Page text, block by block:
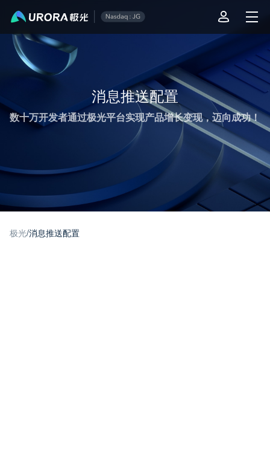
消息推送配置
数十万开发者通过极光平台实现产品增长变现，迈向成功！
极光/消息推送配置